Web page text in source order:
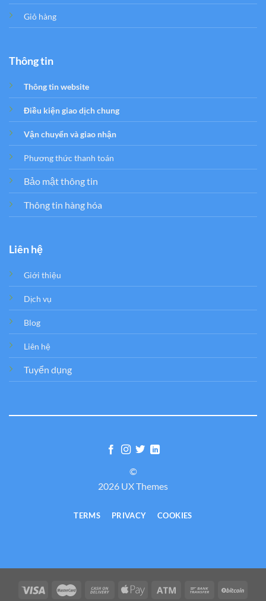
Giỏ hàng
Thông tin
Thông tin website
Điều kiện giao dịch chung
Vận chuyển và giao nhận
Phương thức thanh toán
Bảo mật thông tin
Thông tin hàng hóa
Liên hệ
Giới thiệu
Dịch vụ
Blog
Liên hệ
Tuyển dụng
©
2026 UX Themes
TERMS PRIVACY COOKIES